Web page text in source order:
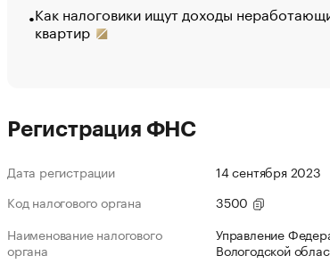
Как налоговики ищут доходы
квартир
Регистрация ФНС
Дата регистрации
14 сентября 2023
Код налогового органа
3500
Наименование налогового
органа
Управление
Вологодской